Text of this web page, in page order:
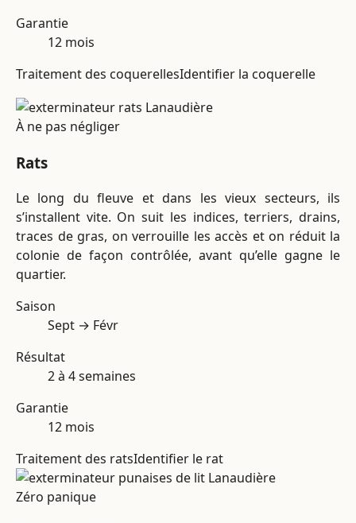
Garantie
12 mois
Traitement des coquerellesIdentifier la coquerelle
À ne pas négliger
Rats
Le long du fleuve et dans les vieux secteurs, ils
s’installent vite. On suit les indices, terriers, drains,
traces de gras, on verrouille les accès et on réduit la
colonie de façon contrôlée, avant qu’elle gagne le
quartier.
Saison
Sept → Févr
Résultat
2 à 4 semaines
Garantie
12 mois
Traitement des ratsIdentifier le rat
Zéro panique